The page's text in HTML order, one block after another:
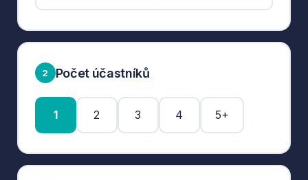
2 Počet účastníků
1 2 3 4 5+